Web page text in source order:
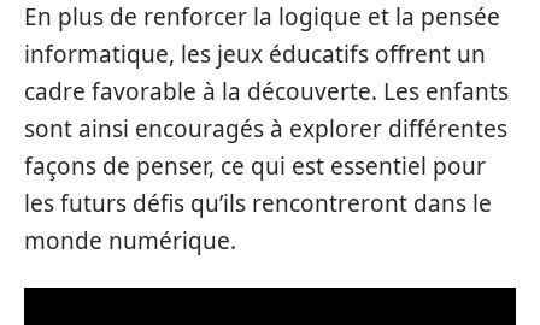
En plus de renforcer la logique et la pensée
informatique, les jeux éducatifs offrent un
cadre favorable à la découverte. Les enfants
sont ainsi encouragés à explorer différentes
façons de penser, ce qui est essentiel pour
les futurs défis qu’ils rencontreront dans le
monde numérique.